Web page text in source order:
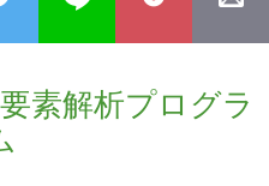
素解析プログラ